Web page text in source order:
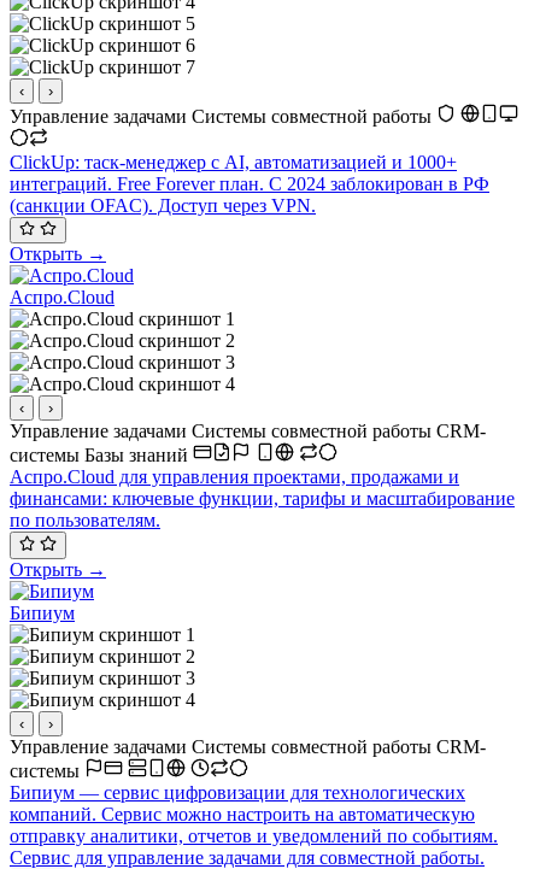
‹ ›
Управление задачами Системы совместной работы
ClickUp: таск-менеджер с AI, автоматизацией и 1000+
интеграций. Free Forever план. С 2024 заблокирован в РФ
(санкции OFAC). Доступ через VPN.
Открыть →
Аспро.Cloud
‹ ›
Управление задачами Системы совместной работы CRM-
системы Базы знаний
Аспро.Cloud для управления проектами, продажами и
финансами: ключевые функции, тарифы и масштабирование
по пользователям.
Открыть →
Бипиум
‹ ›
Управление задачами Системы совместной работы CRM-
системы
Бипиум — сервис цифровизации для технологических
компаний. Сервис можно настроить на автоматическую
отправку аналитики, отчетов и уведомлений по событиям.
Сервис для управление задачами для совместной работы.